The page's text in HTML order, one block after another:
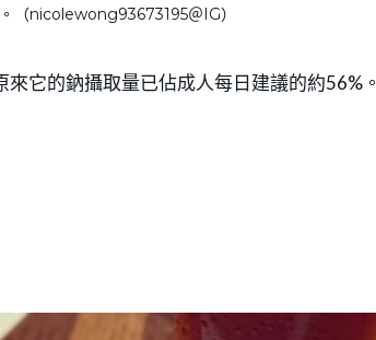
（nicolewong93673195＠IG）
它的鈉攝取量已佔成人每日建議的約56%。